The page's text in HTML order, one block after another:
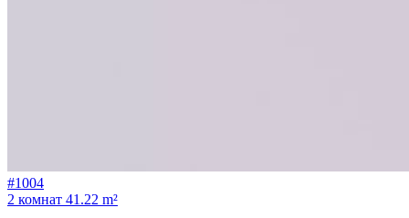
#1004
2 комнат 41.22 m²